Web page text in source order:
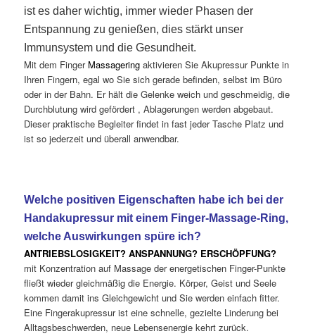
ist es daher wichtig, immer wieder Phasen der
Entspannung zu genießen, dies stärkt unser
Immunsystem und die Gesundheit.
Mit dem Finger Massagering aktivieren Sie Akupressur Punkte in
Ihren Fingern, egal wo Sie sich gerade befinden, selbst im Büro
oder in der Bahn. Er hält die Gelenke weich und geschmeidig, die
Durchblutung wird gefördert , Ablagerungen werden abgebaut.
Dieser praktische Begleiter findet in fast jeder Tasche Platz und
ist so jederzeit und überall anwendbar.
Welche positiven Eigenschaften habe ich bei der
Handakupressur mit einem Finger-Massage-Ring,
welche Auswirkungen spüre ich?
ANTRIEBSLOSIGKEIT? ANSPANNUNG? ERSCHÖPFUNG?
mit Konzentration auf Massage der energetischen Finger-Punkte
fließt wieder gleichmäßig die Energie. Körper, Geist und Seele
kommen damit ins Gleichgewicht und Sie werden einfach fitter.
Eine Fingerakupressur ist eine schnelle, gezielte Linderung bei
Alltagsbeschwerden, neue Lebensenergie kehrt zurück.